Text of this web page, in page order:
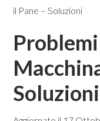
il Pane – Soluzioni
Soluzioni